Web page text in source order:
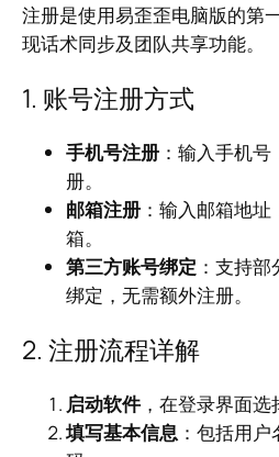
注册是使用易歪歪电脑版的第
现话术同步及团队共享功能。
1. 账号注册方式
手机号注册 ：输入手机
册。
邮箱注册 ：输入邮箱地
箱。
第三方账号绑定 ：支持
绑定，无需额外注册。
2. 注册流程详解
启动软件 ，在登录界面选
填写基本信息 ：包括用